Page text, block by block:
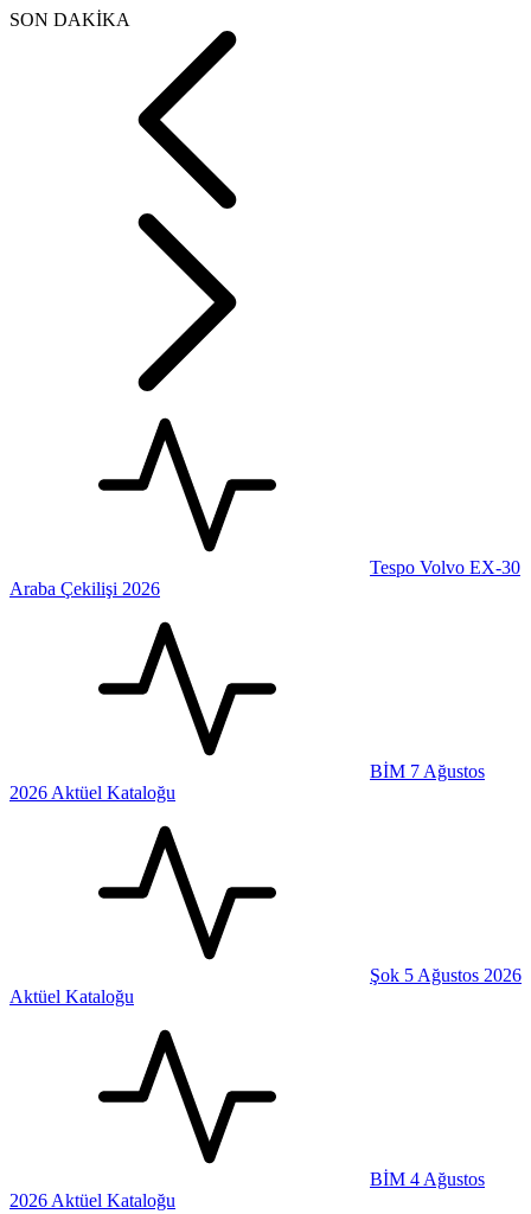
SON DAKİKA
Tespo Volvo EX-30
Araba Çekilişi 2026
BİM 7 Ağustos
2026 Aktüel Kataloğu
Şok 5 Ağustos 2026
Aktüel Kataloğu
BİM 4 Ağustos
2026 Aktüel Kataloğu